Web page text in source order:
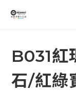
B031紅
石/紅綠